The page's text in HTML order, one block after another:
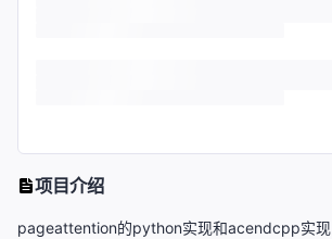
项目介绍
pageattention的python实现和acendcpp实现